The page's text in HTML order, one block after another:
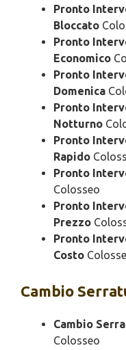
Pronto
Bloccato
Pronto
Economico
Pronto
Domenica
Pronto
Notturno
Pronto
Rapido
Pronto
Colosseo
Pronto
Prezzo
Pronto
Costo
Cambio
Cambio
Colosseo